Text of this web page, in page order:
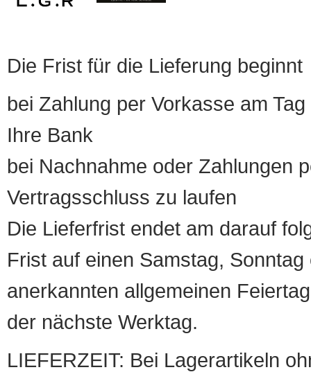
Die Frist für die Lieferung beginnt
bei Zahlung per Vorkasse am
Ihre Bank
bei Nachnahme oder Zahlungen
Vertragsschluss zu laufen
Die Lieferfrist endet am darauf
Frist auf einen Samstag,
anerkannten allgemeinen
der nächste Werktag.
LIEFERZEIT: Bei Lagerartikeln